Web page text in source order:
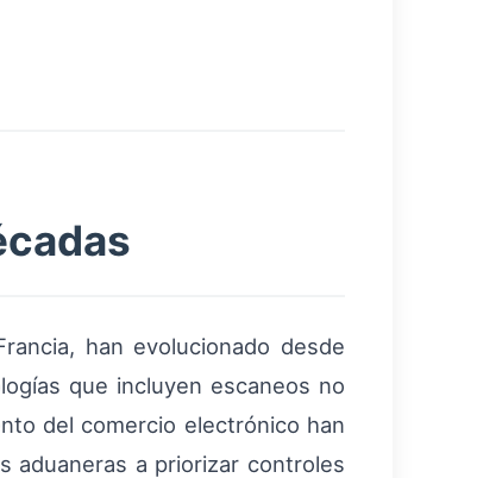
han evolucionado desde
que incluyen escaneos no
del comercio electrónico han
aduaneras a priorizar controles